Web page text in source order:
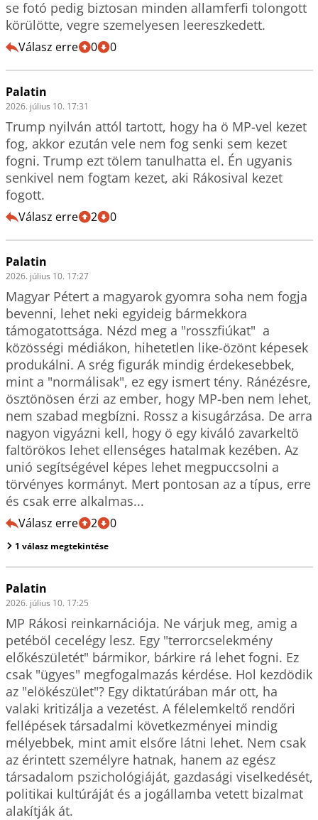
se fotó pedig biztosan minden allamferfi tolongott
körülötte, vegre szemelyesen leereszkedett.
Válasz erre 0 0
Palatin
2026. július 10. 17:31
Trump nyilván attól tartott, hogy ha ö MP-vel kezet
fog, akkor ezután vele nem fog senki sem kezet
fogni. Trump ezt tölem tanulhatta el. Én ugyanis
senkivel nem fogtam kezet, aki Rákosival kezet
fogott.
Válasz erre 2 0
Palatin
2026. július 10. 17:27
Magyar Pétert a magyarok gyomra soha nem fogja
bevenni, lehet neki egyideig bármekkora
támogatottsága. Nézd meg a "rosszfiúkat"  a
közösségi médiákon, hihetetlen like-özönt képesek
produkálni. A srég figurák mindig érdekesebbek,
mint a "normálisak", ez egy ismert tény. Ránézésre,
ösztönösen érzi az ember, hogy MP-ben nem lehet,
nem szabad megbízni. Rossz a kisugárzása. De arra
nagyon vigyázni kell, hogy ö egy kiváló zavarkeltö
faltörökos lehet ellenséges hatalmak kezében. Az
unió segítségével képes lehet megpuccsolni a
törvényes kormányt. Mert pontosan az a típus, erre
és csak erre alkalmas...
Válasz erre 2 0
1 válasz megtekintése
Palatin
2026. július 10. 17:25
MP Rákosi reinkarnációja. Ne várjuk meg, amig a
petéböl cecelégy lesz. Egy "terrorcselekmény
előkészületét" bármikor, bárkire rá lehet fogni. Ez
csak "ügyes" megfogalmazás kérdése. Hol kezdödik
az "elökészület"? Egy diktatúrában már ott, ha
valaki kritizálja a vezetést. A félelemkeltő rendőri
fellépések társadalmi következményei mindig
mélyebbek, mint amit elsőre látni lehet. Nem csak
az érintett személyre hatnak, hanem az egész
társadalom pszichológiáját, gazdasági viselkedését,
politikai kultúráját és a jogállamba vetett bizalmat
alakítják át.